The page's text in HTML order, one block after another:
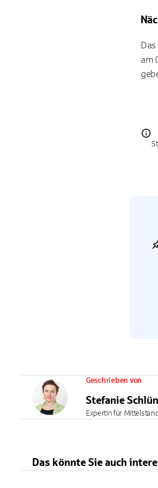
Das
am
Geschrieben von
Stefanie
Expertin für
Das könnte Sie auch